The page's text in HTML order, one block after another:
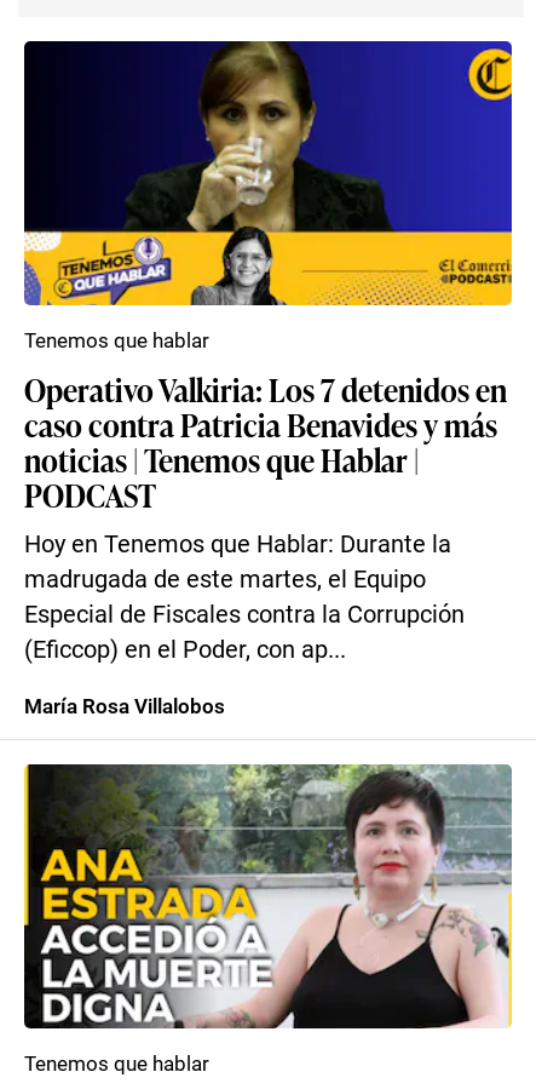
Operativo Valkiria: Los 7 detenidos en
caso contra Patricia Benavides y más
noticias | Tenemos que Hablar |
PODCAST
Hoy en Tenemos que Hablar: Durante la
madrugada de este martes, el Equipo
Especial de Fiscales contra la Corrupción
(Eficcop) en el Poder, con ap...
Tenemos que hablar
María Rosa Villalobos
Tenemos que hablar